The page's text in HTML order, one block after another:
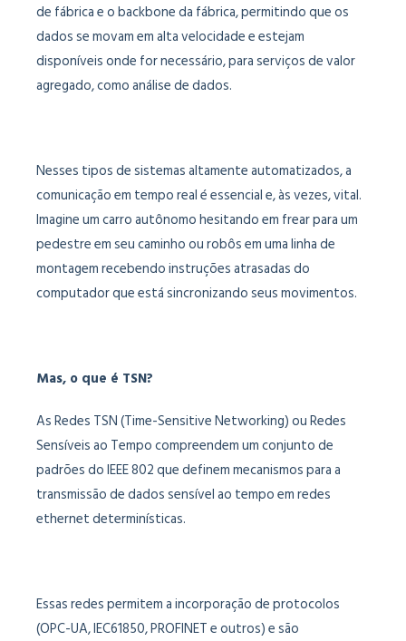
de fábrica e o backbone da fábrica, permitindo que os
dados se movam em alta velocidade e estejam
disponíveis onde for necessário, para serviços de valor
agregado, como análise de dados.
Nesses tipos de sistemas altamente automatizados, a
comunicação em tempo real é essencial e, às vezes, vital.
Imagine um carro autônomo hesitando em frear para um
pedestre em seu caminho ou robôs em uma linha de
montagem recebendo instruções atrasadas do
computador que está sincronizando seus movimentos.
Mas, o que é TSN?
As Redes TSN (Time-Sensitive Networking) ou Redes
Sensíveis ao Tempo compreendem um conjunto de
padrões do IEEE 802 que definem mecanismos para a
transmissão de dados sensível ao tempo em redes
ethernet determinísticas.
Essas redes permitem a incorporação de protocolos
(OPC-UA, IEC61850, PROFINET e outros) e são